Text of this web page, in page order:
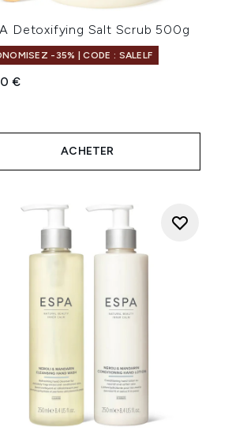
Detoxifying Salt Scrub 500g
-35% | CODE : SALELF
€
ACHETER